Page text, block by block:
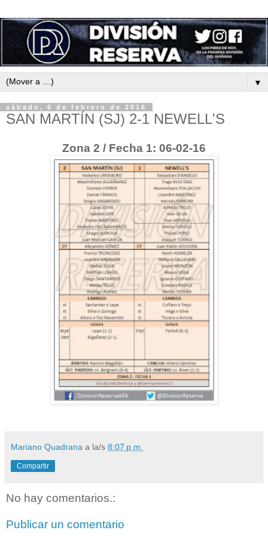
▼
sábado, 6 de febrero de 2016
SAN MARTÍN (SJ) 2-1 NEWELL'S
Zona 2 / Fecha 1: 06-02-16
Mariano Quadrana a la/s 8:07 p.m.
Compartir
No hay comentarios.:
Publicar un comentario